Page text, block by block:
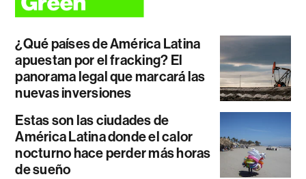
¿Qué países de América Latina
apuestan por el fracking? El
panorama legal que marcará las
nuevas inversiones
Estas son las ciudades de
América Latina donde el calor
nocturno hace perder más horas
de sueño